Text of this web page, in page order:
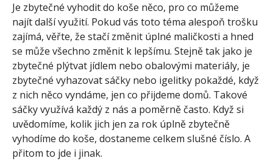
Je zbytečné vyhodit do koše něco, pro co můžeme
najít další využití. Pokud vás toto téma alespoň trošku
zajímá, věřte, že stačí změnit úplné maličkosti a hned
se může všechno změnit k lepšímu. Stejně tak jako je
zbytečné plýtvat jídlem nebo obalovými materiály, je
zbytečné vyhazovat sáčky nebo igelitky pokaždé, když
z nich něco vyndáme, jen co přijdeme domů. Takové
sáčky využívá každý z nás a poměrně často. Když si
uvědomíme, kolik jich jen za rok úplně zbytečně
vyhodíme do koše, dostaneme celkem slušné číslo. A
přitom to jde i jinak.